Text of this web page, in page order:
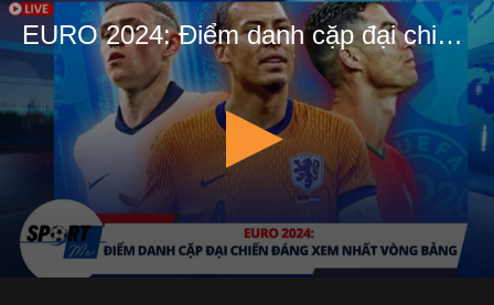
EURO 2024: Điểm danh cặp đại chiến đáng xem nhất vòng bảng| Sportme